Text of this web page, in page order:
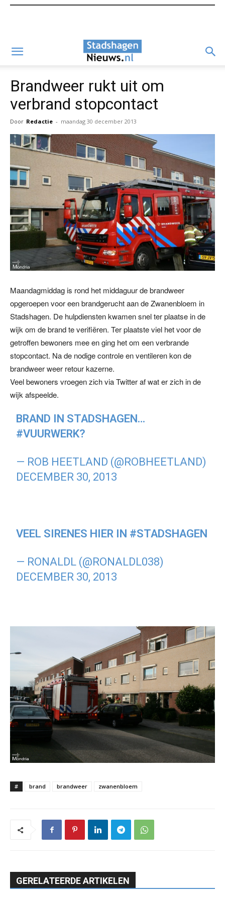
Brandweer rukt uit om
verbrand stopcontact
Door Redactie - maandag 30 december 2013
Maandagmiddag is rond het middaguur de brandweer
opgeroepen voor een brandgerucht aan de Zwanenbloem in
Stadshagen. De hulpdiensten kwamen snel ter plaatse in de
wijk om de brand te verifiëren. Ter plaatste viel het voor de
getroffen bewoners mee en ging het om een verbrande
stopcontact. Na de nodige controle en ventileren kon de
brandweer weer retour kazerne.
Veel bewoners vroegen zich via Twitter af wat er zich in de
wijk afspeelde.
BRAND IN STADSHAGEN…
#VUURWERK?
— ROB HEETLAND (@ROBHEETLAND)
DECEMBER 30, 2013
VEEL SIRENES HIER IN #STADSHAGEN
— RONALDL (@RONALDL038)
DECEMBER 30, 2013
# brand brandweer zwanenbloem
GERELATEERDE ARTIKELEN